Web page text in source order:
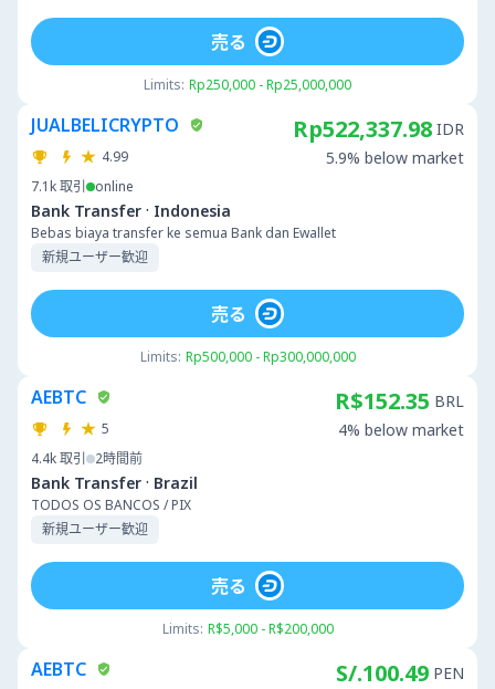
Limits: Rp250,000 - Rp25,000,000
売る
JUALBELICRYPTO
4.99
7.1k取引 online
Bank Transfer · Indonesia
Bebas biaya transfer ke semua Bank dan Ewallet
新規ユーザー歓迎
Rp522,337.98 IDR
5.9% below market
Limits: Rp500,000 - Rp300,000,000
売る
AEBTC
5
4.4k取引 2時間前
Bank Transfer · Brazil
TODOS OS BANCOS / PIX
新規ユーザー歓迎
R$152.35 BRL
4% below market
Limits: R$5,000 - R$200,000
売る
AEBTC S/.100.49 PEN